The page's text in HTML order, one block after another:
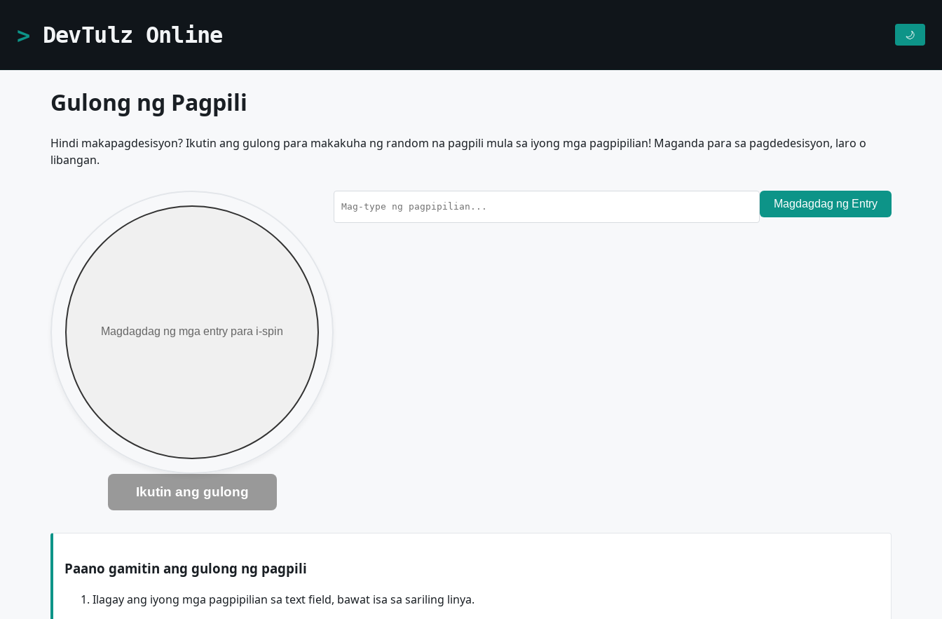
DevTulz Online 🌙
Gulong ng Pagpili
Hindi makapagdesisyon? Ikutin ang gulong para makakuha ng random na pagpili mula sa iyong mga pagpipilian! Maganda para sa pagdedesisyon, laro o
libangan.
Ikutin ang gulong
Magdagdag ng Entry
Paano gamitin ang gulong ng pagpili
Ilagay ang iyong mga pagpipilian sa text field, bawat isa sa sariling linya.